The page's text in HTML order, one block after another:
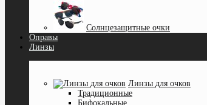
Солнцезащитные очки
Оправы
Линзы
Линзы для очков
Традиционные
Бифокальные